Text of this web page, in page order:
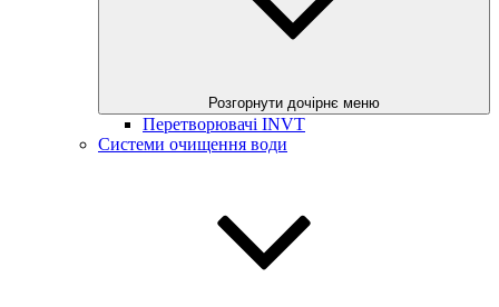
Розгорнути дочірнє меню
Перетворювачі INVT
Системи очищення води